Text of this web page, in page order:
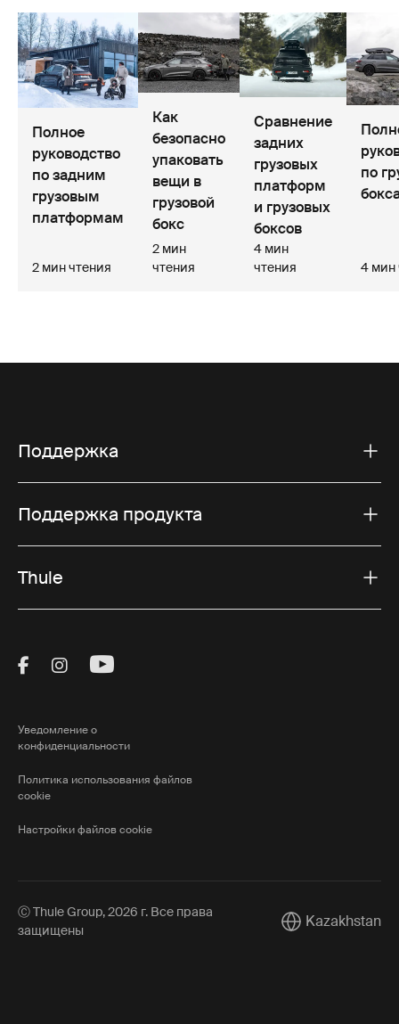
Полное
руководство
по задним
грузовым
платформам
2 мин чтения
Как
безопасно
упаковать
вещи в
грузовой
бокс
2 мин
чтения
Сравнение
задних
грузовых
платформ
и грузовых
боксов
4 мин
чтения
по
4 мин
Поддержка
Поддержка продукта
Thule
Visit Thule on Facebook (external link)
Visit Thule on Instagram (external link)
Visit Thule on Youtube (external
Уведомление о
конфиденциальности
Политика использования файлов
cookie
Настройки файлов cookie
Ⓒ Thule Group, 2026 г. Все права
защищены
Current market/
Kazakhstan